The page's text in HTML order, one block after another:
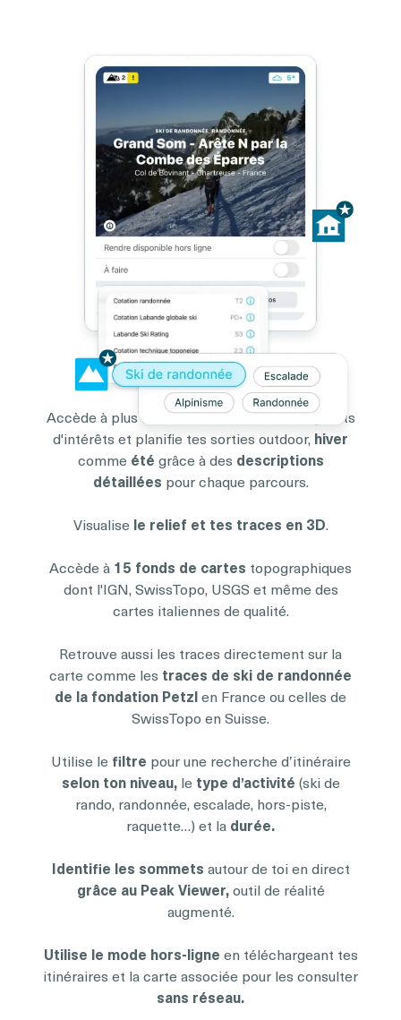
Accède à plus de 100 000 itinéraireset points
d'intérêts et planifie tes sorties outdoor, hiver
comme été grâce à des descriptions
détaillées pour chaque parcours.
Visualisele relief et tes traces en 3D.
Accède à 15 fonds de cartes topographiques
dont l'IGN, SwissTopo, USGS et même des
cartes italiennes de qualité.
Retrouve aussi les traces directement sur la
carte comme les traces de ski de randonnée
de la fondation Petzlen France ou celles de
SwissTopo en Suisse.
Utilise le filtre pour une recherche d’itinéraire
selon ton niveau,le type d’activité (ski de
rando, randonnée, escalade, hors-piste,
raquette…) et la durée.
Identifie les sommets autour de toi en direct
grâce au Peak Viewer,outil de réalité
augmenté.
Utilise le mode hors-ligne en téléchargeant tes
itinéraires et la carte associée pour les consulter
sans réseau.